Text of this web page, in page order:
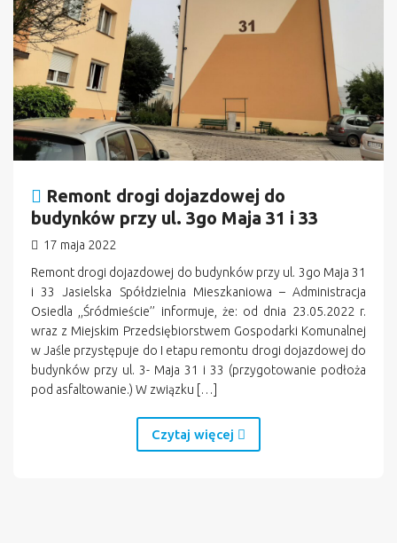
Remont drogi dojazdowej do
budynków przy ul. 3go Maja 31 i 33
17 maja 2022
Remont drogi dojazdowej do budynków przy ul. 3go Maja 31
i 33 Jasielska Spółdzielnia Mieszkaniowa – Administracja
Osiedla ,,Śródmieście’’ informuje, że: od dnia 23.05.2022 r.
wraz z Miejskim Przedsiębiorstwem Gospodarki Komunalnej
w Jaśle przystępuje do I etapu remontu drogi dojazdowej do
budynków przy ul. 3- Maja 31 i 33 (przygotowanie podłoża
pod asfaltowanie.) W związku […]
Czytaj więcej